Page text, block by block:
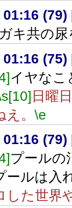
01:16 (79)
ガキ共の
(75)
イヤなこ
日曜
。 \e
01:16 (79)
プールの
ールは入
した世界